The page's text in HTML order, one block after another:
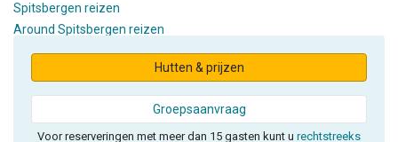
Spitsbergen reizen
Around Spitsbergen reizen
Hutten & prijzen
Groepsaanvraag
Voor reserveringen met meer dan 15 gasten kunt u rechtstreeks